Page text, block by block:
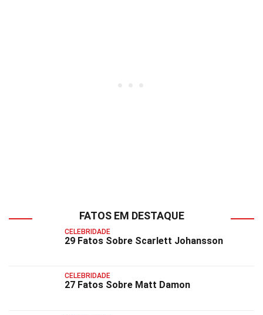
FATOS EM DESTAQUE
CELEBRIDADE
29 Fatos Sobre Scarlett Johansson
CELEBRIDADE
27 Fatos Sobre Matt Damon